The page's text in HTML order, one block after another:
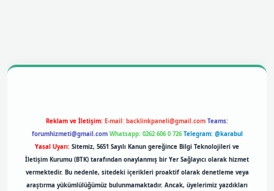
Reklam ve İletişim: E-mail: backlinkpaneli@gmail.com Teams:
forumhizmeti@gmail.com Whatsapp: 0262 606 0 726 Telegram: @karabul
Yasal Uyarı: Sitemiz, 5651 Sayılı Kanun gereğince Bilgi Teknolojileri ve
İletişim Kurumu (BTK) tarafından onaylanmış bir Yer Sağlayıcı olarak hizmet
vermektedir. Bu nedenle, sitedeki içerikleri proaktif olarak denetleme veya
araştırma yükümlülüğümüz bulunmamaktadır. Ancak, üyelerimiz yazdıkları